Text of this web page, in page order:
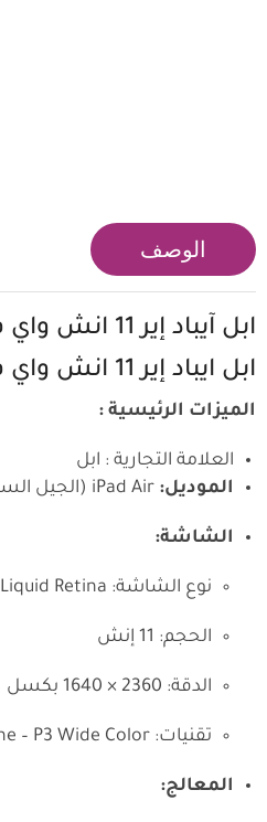
الوصف
ابل آيباد إير 11 انش واي فاي 128 جيجابايت
ابل ايباد إير 11 انش واي فاي بسعة
الميزات الرئيسية :
العلامة التجارية : ابل
الموديل:
الشاشة:
نوع الشاشة: Liquid Retina
الحجم: 11 إنش
الدقة: 2360 × 1640 بكسل
تقنيات: True Tone – P3 Wide Color – مقاومة للانعكاس – سطوع يصل إلى 500 شمعة/م²
المعالج: